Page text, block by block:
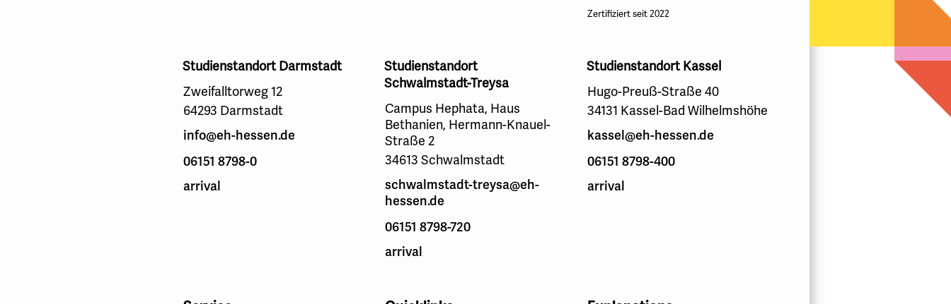
Zertifiziert seit 2022
Studienstandort Darmstadt
Zweifalltorweg 12
64293 Darmstadt
info@eh-hessen.de
06151 8798-0
arrival
Studienstandort
Schwalmstadt-Treysa
Campus Hephata, Haus
Bethanien, Hermann-Knauel-
Straße 2
34613 Schwalmstadt
schwalmstadt-treysa@eh-
hessen.de
06151 8798-720
arrival
Studienstandort Kassel
Hugo-Preuß-Straße 40
34131 Kassel-Bad Wilhelmshöhe
kassel@eh-hessen.de
06151 8798-400
arrival